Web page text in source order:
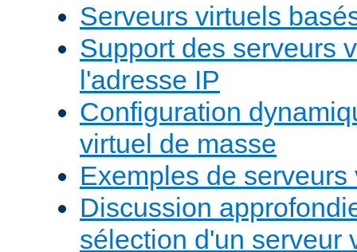
Serveurs virtuels
Support des serveurs
l'adresse IP
Configuration
virtuel de masse
Exemples de serveurs
Discussion
sélection d'un serveur